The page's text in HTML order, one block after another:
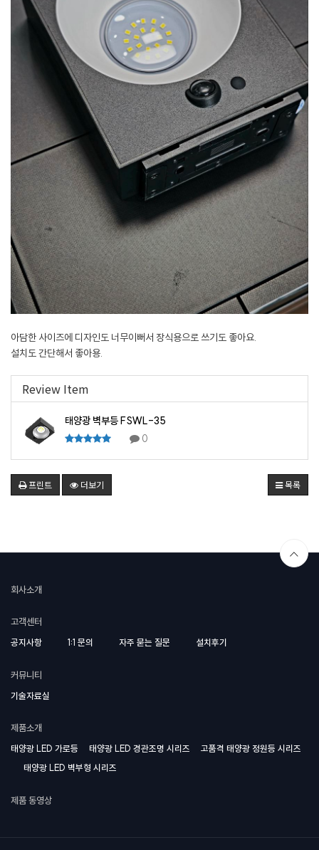
아담한 사이즈에 디자인도 너무이뻐서 장식용으로 쓰기도 좋아요.
설치도 간단해서 좋아용.
Review Item
태양광 벽부등 FSWL-35
0
프린트 더보기 목록
회사소개
고객센터
공지사항 1:1 문의 자주 묻는 질문 설치후기
커뮤니티
기술자료실
제품소개
태양광 LED 가로등 태양광 LED 경관조명 시리즈
고품격 태양광 정원등 시리즈
태양광 LED 벽부형 시리즈
제품 동영상